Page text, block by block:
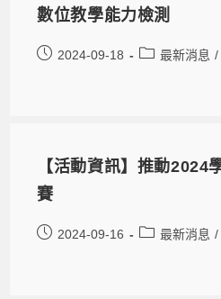
數位教學能力檢測
2024-09-18 最新消息 /
【活動資訊】推動2024
賽
2024-09-16 最新消息 /